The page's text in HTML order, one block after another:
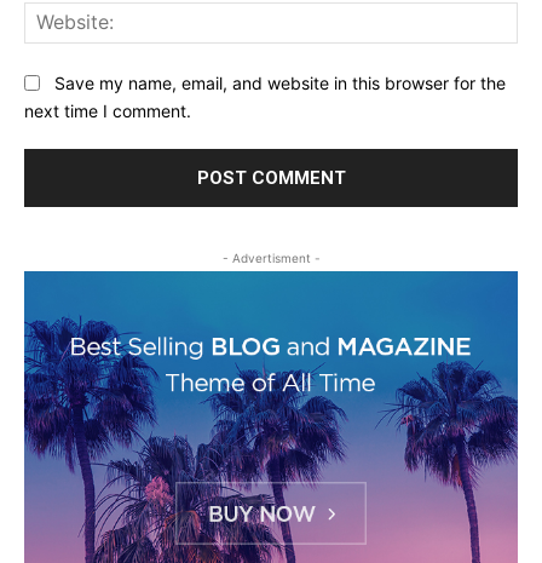
Save my name, email, and website in this browser for the
next time I comment.
- Advertisment -